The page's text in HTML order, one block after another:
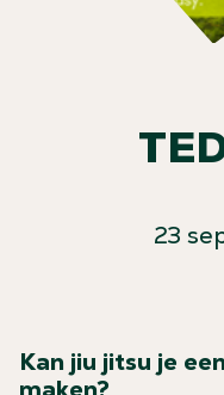
23
Kan jiu jitsu je